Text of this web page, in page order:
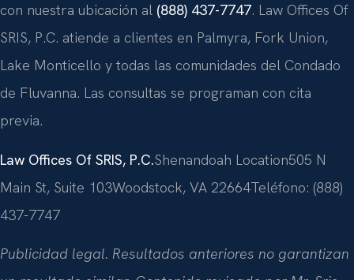
con nuestra ubicación al (888) 437-7747. Law Offices Of
SRIS, P.C. atiende a clientes en Palmyra, Fork Union,
Lake Monticello y todas las comunidades del Condado
de Fluvanna. Las consultas se programan con cita
previa.
Law Offices Of SRIS, P.C.Shenandoah Location505 N
Main St, Suite 103Woodstock, VA 22664Teléfono: (888)
437-7747
Publicidad legal. Resultados anteriores no garantizan